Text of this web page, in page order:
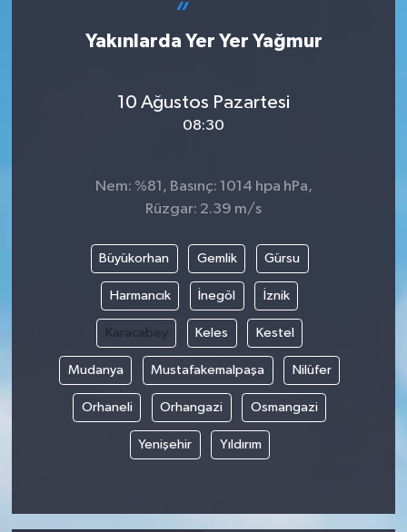
Yakınlarda Yer Yer Yağmur
10 Ağustos Pazartesi
08:30
Nem: %81, Basınç: 1014 hpa hPa,
Rüzgar: 2.39 m/s
Büyükorhan Gemlik Gürsu
Harmancık İnegöl İznik
Karacabey Keles Kestel
Mudanya Mustafakemalpaşa Nilüfer
Orhaneli Orhangazi Osmangazi
Yenişehir Yıldırım
Gündem
İlçe Haberleri
Kültür & Sanat
Magazin
Resmi İlanlar
Sağlık